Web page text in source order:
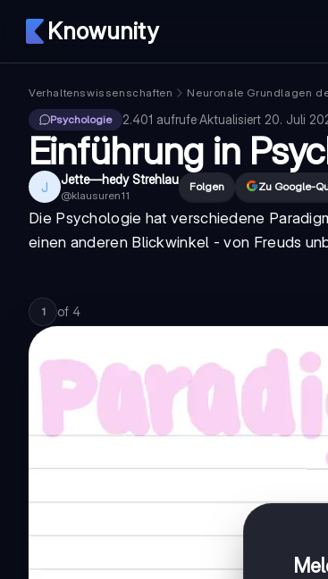
Knowunity
Verhaltenswissenschaften Neuronale Grundlagen
Psychologie
2.401 aufrufe·Aktualisiert 20. Juli
Einführung in
J Jette—hedy Strehlau
@klausuren11
Folgen Zu Google-
Die Psychologie hat verschiedene
einen anderen Blickwinkel - von Freuds
1 of 4